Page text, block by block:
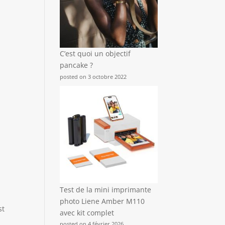
C’est quoi un objectif
pancake ?
posted on 3 octobre 2022
Test de la mini imprimante
photo Liene Amber M110
avec kit complet